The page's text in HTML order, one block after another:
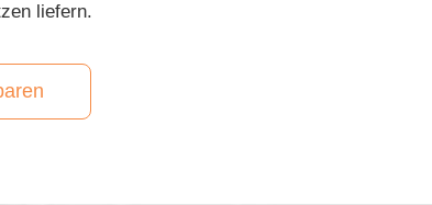
liefern.